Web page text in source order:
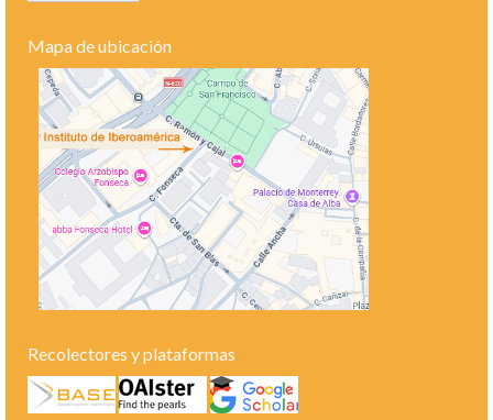
Mapa de ubicación
Recolectores y plataformas